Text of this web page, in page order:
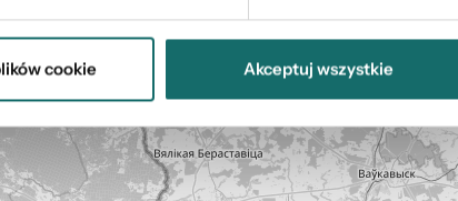
cookie Akceptuj wszystkie